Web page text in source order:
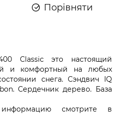
Порівняти
Classic это настоящий
и комфортный на любых
снега. Сэндвич IQ
Сердечник дерево. База
смотрите в